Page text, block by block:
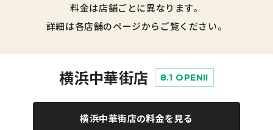
料金は店舗ごとに異なります。
詳細は各店舗のページからご覧ください。
横浜中華街店 8.1 OPEN!!
横浜中華街店の料金を見る